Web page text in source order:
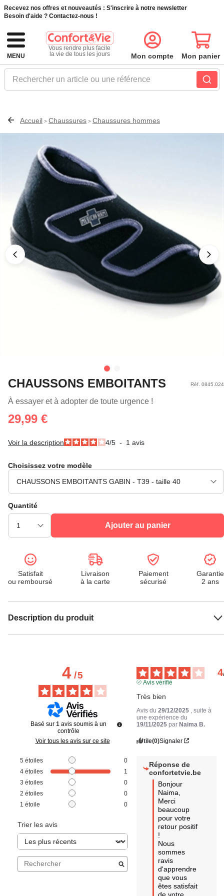
Recevez nos offres et nouveautés : S'inscrire à notre newsletter
Besoin d'aide ? Contactez-nous !
MENU
Vous rendre plus facile
la vie de tous les jours
Rechercher un article ou une référence
Mon compte Mon panier
Accueil > Chaussures > Chaussures hommes
CHAUSSONS EMBOITANTS
À essayer et à adopter de toute urgence !
Réf. 0845.024
29,99 €
Voir la description 4/5 - 1 avis
Choisissez votre modèle
Quantité
Ajouter au panier
Satisfait
ou remboursé
Livraison
à la carte
Paiement
sécurisé
Garantie
2 ans
Description du produit
4/5
Basé sur 1 avis soumis à un
contrôle
Voir tous les avis sur ce site
5 étoiles
0
4 étoiles
1
3 étoiles
0
2 étoiles
0
1 étoile 0
Trier les avis
4
Avis vérifié
Très bien
Avis du29/12/2025
, suite à
une expérience du
19/11/2025 parNaima B.
Utile(0)Signaler
Réponse de
confortetvie.be
Bonjour
Naima,
Merci
beaucoup
pour votre
retour positif
!
Nous
sommes
ravis
d'apprendre
que vous
êtes satisfait
de votre